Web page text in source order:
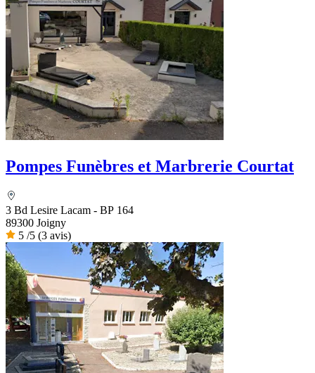
Pompes Funèbres et Marbrerie Courtat
3 Bd Lesire Lacam - BP 164
89300 Joigny
5 /5 (3 avis)